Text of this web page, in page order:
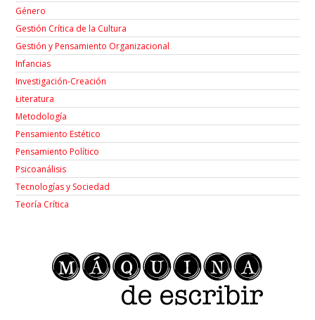
Género
Gestión Crítica de la Cultura
Gestión y Pensamiento Organizacional
Infancias
Investigación-Creación
Łiteratura
Metodología
Pensamiento Estético
Pensamiento Político
Psicoanálisis
Tecnologías y Sociedad
Teoría Crítica